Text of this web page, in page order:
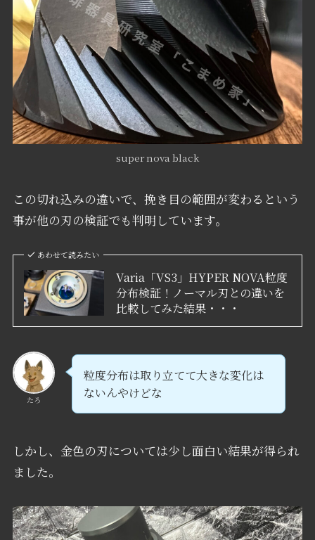
super nova black
この切れ込みの違いで、挽き目の範囲が変わるという
事が他の刃の検証でも判明しています。
あわせて読みたい
Varia「VS3」HYPER NOVA粒度
分布検証！ノーマル刃との違いを
比較してみた結果・・・
たろ
粒度分布は取り立てて大きな変化は
ないんやけどな
しかし、金色の刃については少し面白い結果が得られ
ました。